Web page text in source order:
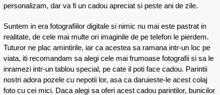
personalizam, dar va fi un cadou apreciat si peste ani de zile.
Suntem in era fotografiilor digitale si nimic nu mai este pastrat in
realitate, de cele mai multe ori imaginile de pe telefon le pierdem.
Tuturor ne plac amintirile, iar ca acestea sa ramana intr-un loc pe
viata, iti recomandam sa alegi cele mai frumoase fotografii si sa le
inramezi intr-un tablou special, pe cate il poti face cadou. Parintii
nostri adora pozele cu nepotii lor, asa ca daruieste-le acest colaj
foto cu cei mici. Daca alegi sa oferi acest cadou parintilor, bunicilor